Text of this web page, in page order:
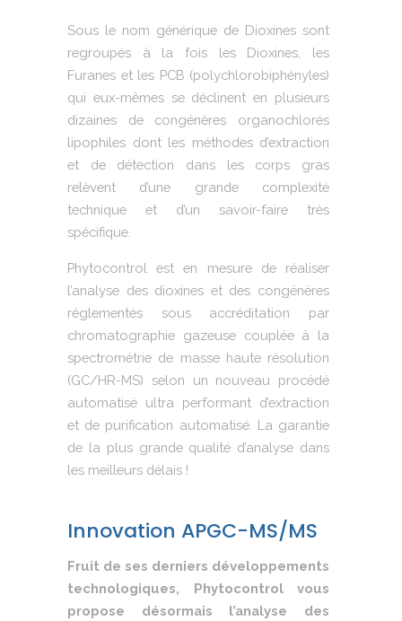
Sous le nom générique de Dioxines sont
regroupés à la fois les Dioxines, les
Furanes et les PCB (polychlorobiphényles)
qui eux-mêmes se déclinent en plusieurs
dizaines de congénères organochlorés
lipophiles dont les méthodes d’extraction
et de détection dans les corps gras
relèvent d’une grande complexité
technique et d’un savoir-faire très
spécifique.
Phytocontrol est en mesure de réaliser
l’analyse des dioxines et des congénères
réglementés sous accréditation par
chromatographie gazeuse couplée à la
spectrométrie de masse haute résolution
(GC/HR-MS) selon un nouveau procédé
automatisé ultra performant d’extraction
et de purification automatisé. La garantie
de la plus grande qualité d’analyse dans
les meilleurs délais !
Innovation APGC-MS/MS
Fruit de ses derniers développements
technologiques, Phytocontrol vous
propose désormais l’analyse des